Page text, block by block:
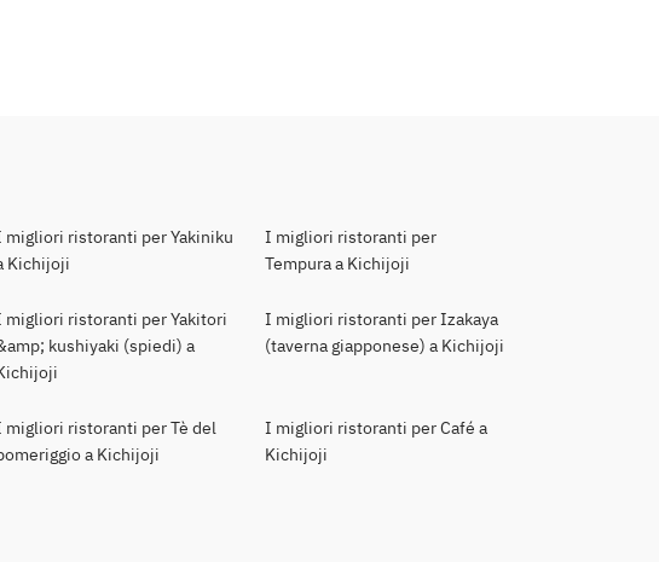
migliori ristoranti per Yakiniku
Kichijoji
I migliori ristoranti per
Tempura a Kichijoji
migliori ristoranti per Yakitori
kushiyaki (spiedi) a
I migliori ristoranti per Izakaya
(taverna giapponese) a Kichijoji
migliori ristoranti per Tè del
a Kichijoji
I migliori ristoranti per Café a
Kichijoji